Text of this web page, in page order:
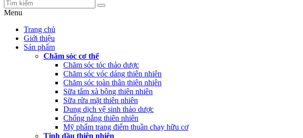
Menu
Trang chủ
Giới thiệu
Sản phẩm
Chăm sóc cơ thể
Chăm sóc tóc thảo dược
Chăm sóc vóc dáng thiên nhiên
Chăm sóc toàn thân thiên nhiên
Sữa tắm xà bông thiên nhiên
Sữa rửa mặt thiên nhiên
Dung dịch vệ sinh thảo dược
Chống nắng thiên nhiên
Mỹ phẩm trang điểm thuần chay hữu cơ
Tinh dầu thiên nhiên